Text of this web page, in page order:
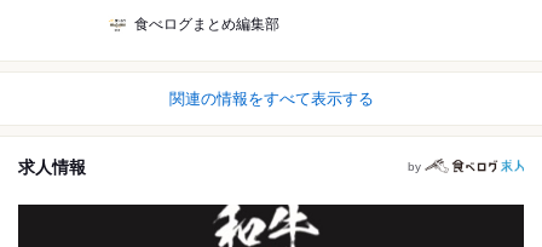
食べログまとめ編集部
関連の情報をすべて表示する
求人情報 by